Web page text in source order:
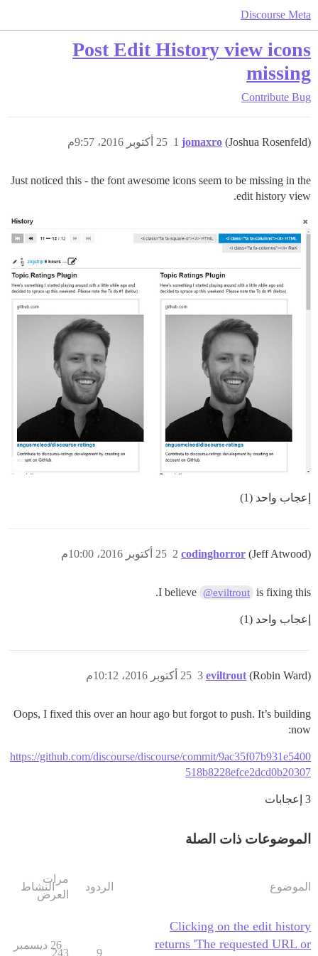
Discourse Meta
Post Edit History view icons
missing
Contribute Bug
jomaxro (Joshua Rosenfeld) 25 أكتوبر 2016، 9:57م 1
Just noticed this - the font awesome icons seem to be missing in the
edit history view.
إعجاب واحد (1)
codinghorror (Jeff Atwood) 25 أكتوبر 2016، 10:00م 2
I believe @eviltrout is fixing this.
إعجاب واحد (1)
eviltrout (Robin Ward) 25 أكتوبر 2016، 10:12م 3
Oops, I fixed this over an hour ago but forgot to push. It’s building
now:
https://github.com/discourse/discourse/commit/9ac35f07b931e5400
518b8228efce2dcd0b20307
3 إعجابات
الموضوعات ذات الصلة
الموضوع الردود
مرات
العرض
النشاط
Clicking on the edit history
returns 'The requested URL or
9
243
26 ديسمبر